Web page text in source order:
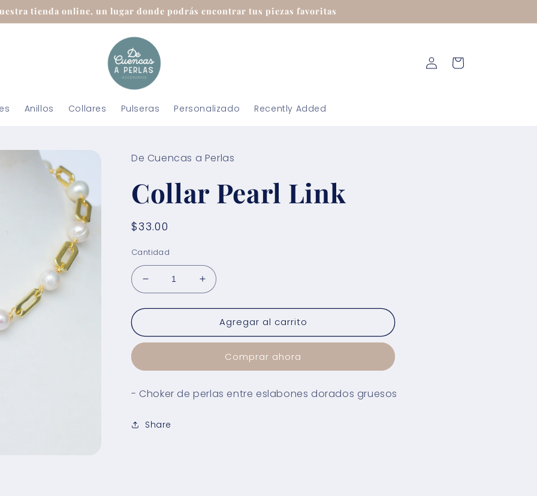
tienda online, un lugar donde podrás encontrar tus piezas favoritas
Anillos Collares Pulseras Personalizado Recently Added
Iniciar
sesión
Carrito
De Cuencas a Perlas
Collar Pearl Link
Precio
$33.00
Cantidad
Reducir
cantidad
para
Pearl
Aumentar
cantidad
para
Collar
Pearl
Agregar al carrito
Comprar ahora
- Choker de perlas entre eslabones dorados gruesos
Share